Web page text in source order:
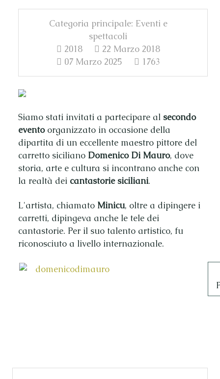
Categoria principale: Eventi e
spettacoli
2018
22 Marzo 2018
07 Marzo 2025
1763
Siamo stati invitati a partecipare al secondo
eventoorganizzato in occasione della
dipartita di un eccellente maestro pittore del
carretto siciliano Domenico Di Mauro, dove
storia, arte e cultura si incontrano anche con
la realtà dei cantastorie siciliani.
L'artista, chiamato Minicu, oltre a dipingere i
carretti, dipingeva anche le tele dei
cantastorie. Per il suo talento artistico, fu
riconosciuto a livello internazionale.